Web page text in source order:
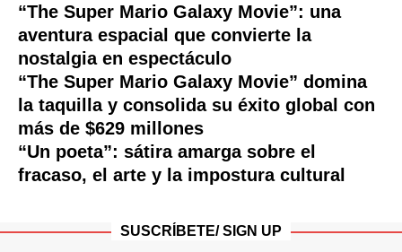
“The Super Mario Galaxy Movie”: una
aventura espacial que convierte la
nostalgia en espectáculo
“The Super Mario Galaxy Movie” domina
la taquilla y consolida su éxito global con
más de $629 millones
“Un poeta”: sátira amarga sobre el
fracaso, el arte y la impostura cultural
SUSCRÍBETE/ SIGN UP